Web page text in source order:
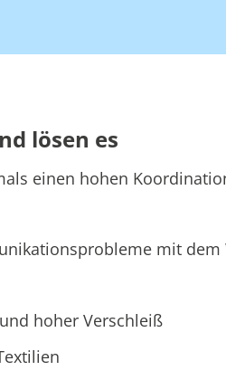
lösen es
einen hohen
mit dem
hoher Verschleiß